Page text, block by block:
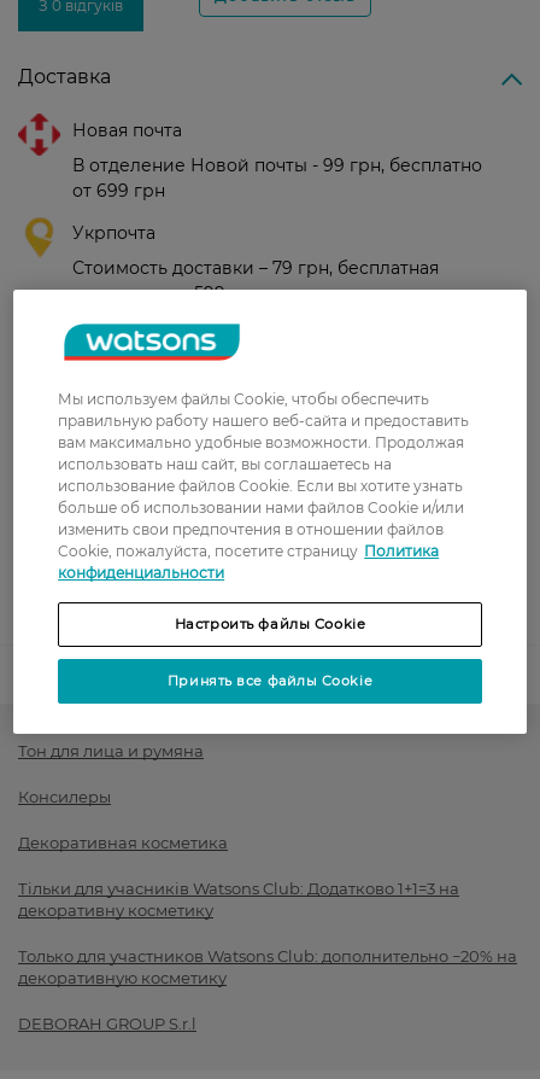
З 0 відгуків
Доставка
Новая почта
В отделение Новой почты - 99 грн, бесплатно
от 699 грн
Укрпочта
Стоимость доставки – 79 грн, бесплатная
доставка от – 599 грн
Забрать сегодня в магазине Watsons
Показать больше
Оплата
Оплата картой
Послеоплата
Показать больше
Тон для лица и румяна
Консилеры
Декоративная косметика
Тільки для учасників Watsons Club: Додатково 1+1=3 на
декоративну косметику
Только для участников Watsons Club: дополнительно −20% на
декоративную косметику
DEBORAH GROUP S.r.l
Мы используем файлы Cookie, чтобы обеспечить
правильную работу нашего веб-сайта и предоставить
вам максимально удобные возможности. Продолжая
использовать наш сайт, вы соглашаетесь на
использование файлов Cookie. Если вы хотите узнать
больше об использовании нами файлов Cookie и/или
изменить свои предпочтения в отношении файлов
Cookie, пожалуйста, посетите страницу Политика
конфиденциальности
Настроить файлы Cookie
Принять все файлы Cookie